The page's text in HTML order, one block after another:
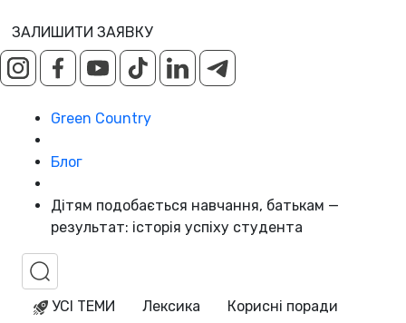
ЗАЛИШИТИ ЗАЯВКУ
Green Country
Блог
Дітям подобається навчання, батькам —
результат: історія успіху студента
УСІ ТЕМИ Лексика
Корисні поради